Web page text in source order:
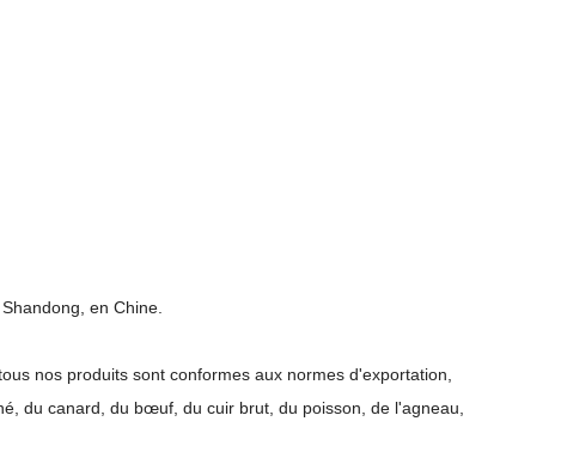
en Chine.
nos produits sont conformes aux normes d'exportation,
du canard, du bœuf, du cuir brut, du poisson, de l'agneau,